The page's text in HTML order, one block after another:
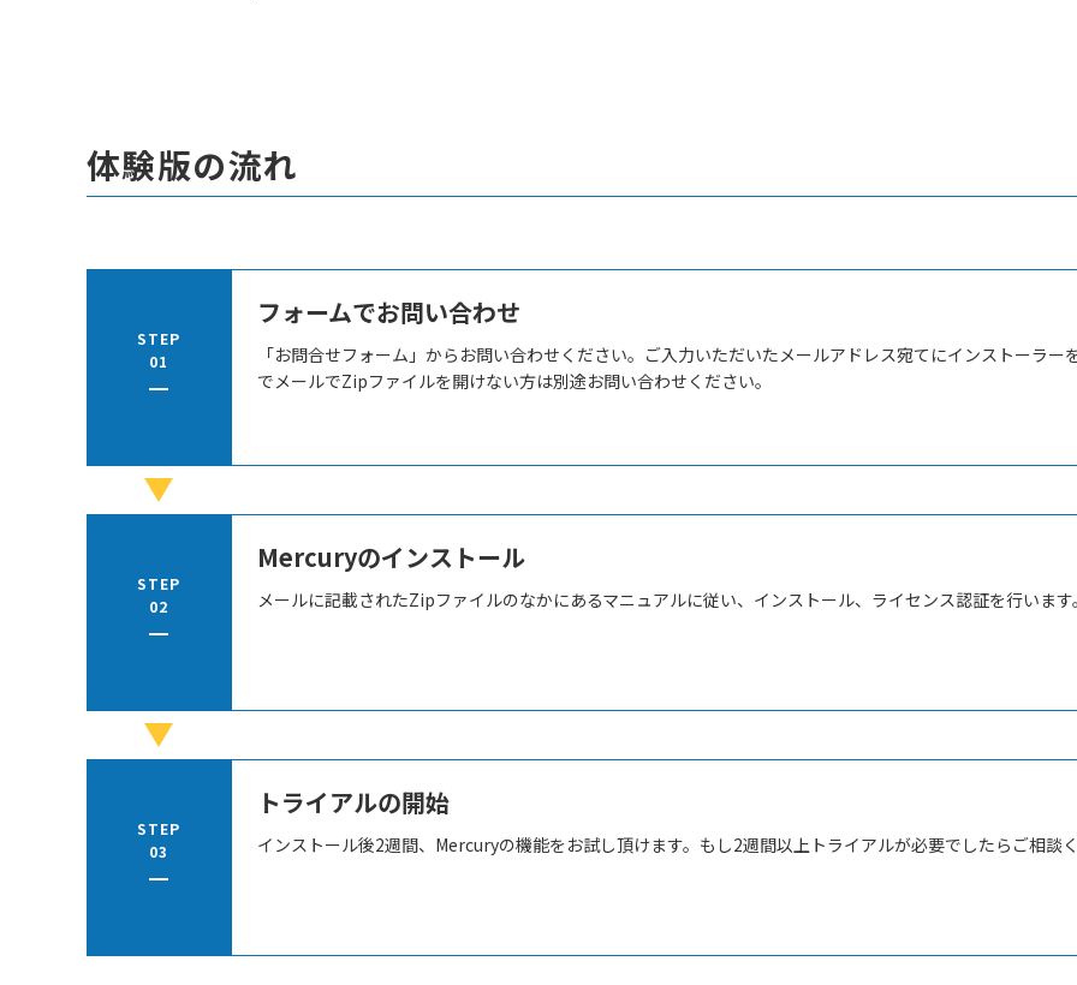
体験版の流れ
STEP
01
フォームでお問い合わせ
「お問合せフォーム」からお問い合わせください。ご入力いただいたメールアドレス宛てにインストーラ
でメールでZipファイルを開けない方は別途お問い合わせください。
STEP
02
Mercuryのインストール
メールに記載されたZipファイルのなかにあるマニュアルに従い、インストール、ライセンス認証を行います。
STEP
03
トライアルの開始
インストール後2週間、Mercuryの機能をお試し頂けます。もし2週間以上トライアルが必要でしたらご相談く